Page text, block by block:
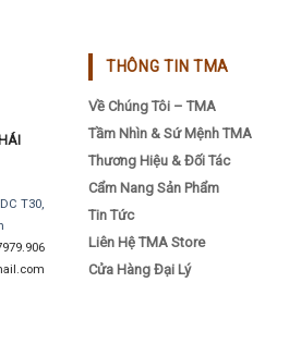
T30,
THÔNG TIN TMA
Về Chúng Tôi – TMA
Tầm Nhìn & Sứ Mệnh TMA
Thương Hiệu & Đối Tác
Cẩm Nang Sản Phẩm
Tin Tức
Liên Hệ TMA Store
Cửa Hàng Đại Lý